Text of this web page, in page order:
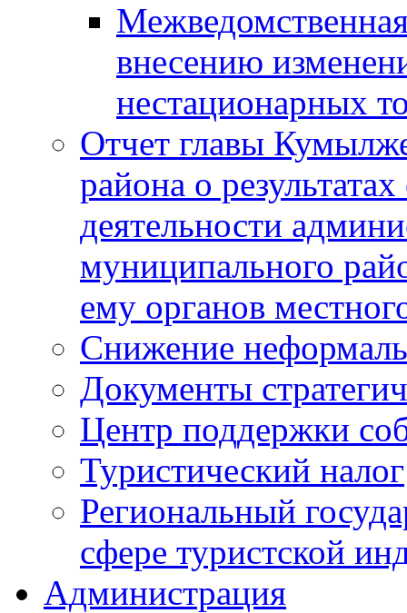
внесению
нестационарных
Отчет главы
района о
деятельности
муниципального
ему органов
Снижение
Документы
Центр поддержки
Туристический налог
Региональный
сфере туристской
Администрация